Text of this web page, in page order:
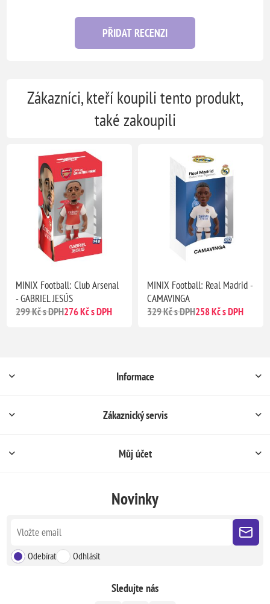
PŘIDAT RECENZI
Zákazníci, kteří koupili tento produkt,
také zakoupili
MINIX Football: Club Arsenal
- GABRIEL JESÚS
299 Kč s DPH276 Kč s DPH
MINIX Football: Real Madrid -
CAMAVINGA
329 Kč s DPH258 Kč s DPH
Informace
Zákaznický servis
Můj účet
Novinky
Odebírat Odhlásit
Sledujte nás